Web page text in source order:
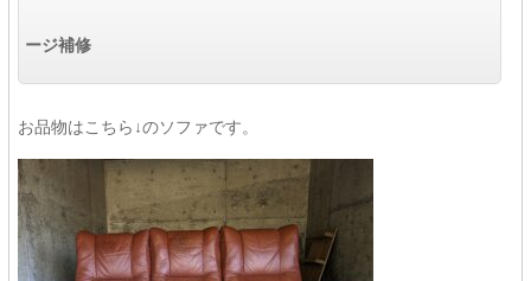
ージ補修
お品物はこちら↓のソファです。